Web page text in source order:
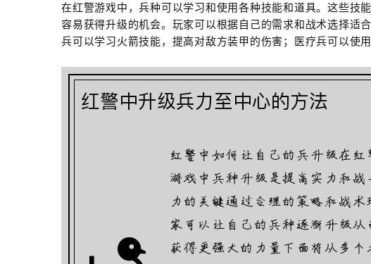
在红警游戏中，兵种可以学习和使用各种技能和道具。这些技
容易获得升级的机会。玩家可以根据自己的需求和战术选择适
兵可以学习火箭技能，提高对敌方装甲的伤害；医疗兵可以使